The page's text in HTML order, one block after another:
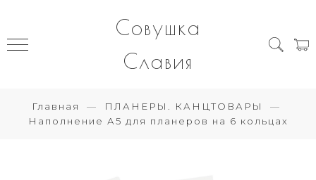
Совушка
Славия
Главная
ПЛАНЕРЫ. КАНЦТОВАРЫ
Наполнение А5 для планеров на 6 кольцах